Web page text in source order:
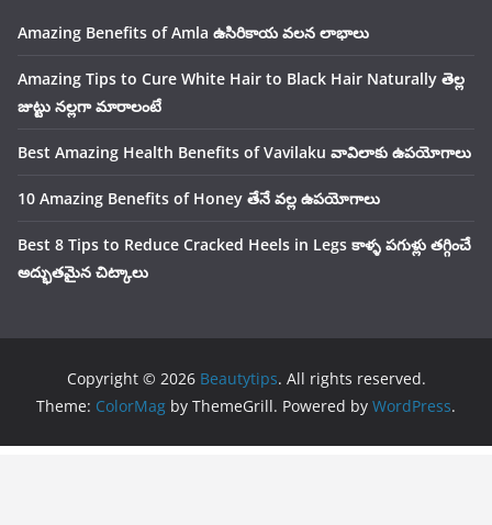
Amazing Benefits of Amla ఉసిరికాయ వలన లాభాలు
Amazing Tips to Cure White Hair to Black Hair Naturally తెల్ల
జుట్టు నల్లగా మారాలంటే
Best Amazing Health Benefits of Vavilaku వావిలాకు ఉపయోగాలు
10 Amazing Benefits of Honey తేనే వల్ల ఉపయోగాలు
Best 8 Tips to Reduce Cracked Heels in Legs కాళ్ళ పగుళ్లు తగ్గించే
అద్భుతమైన చిట్కాలు
Copyright © 2026 Beautytips. All rights reserved.
Theme: ColorMag by ThemeGrill. Powered by WordPress.